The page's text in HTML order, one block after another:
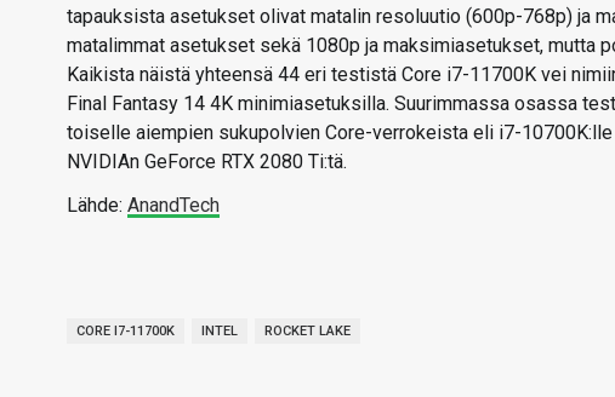
tapauksista asetukset olivat matalin resoluutio (600p-768p) ja
matalimmat asetukset sekä 1080p ja maksimiasetukset, mutta
Kaikista näistä yhteensä 44 eri testistä Core i7-11700K vei
Final Fantasy 14 4K minimiasetuksilla. Suurimmassa osassa
toiselle aiempien sukupolvien Core-verrokeista eli i7-
NVIDIAn GeForce RTX 2080 Ti:tä.
Lähde: AnandTech
CORE I7-11700K INTEL ROCKET LAKE